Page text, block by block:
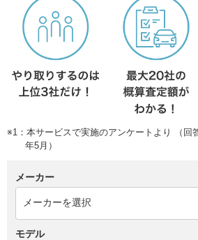
※1：本サービスで実施のアンケートより （回
年5月）
メーカー
モデル